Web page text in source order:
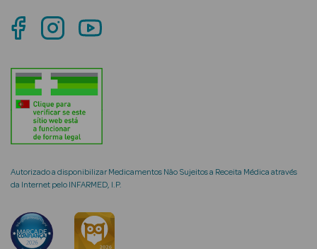
Cosmética
Rosto
Hidratantes
Creme de Olhos
Anti-
envelhecimento
Autorizado a disponibilizar Medicamentos Não Sujeitos a Receita Médica através
da Internet pelo INFARMED, I.P.